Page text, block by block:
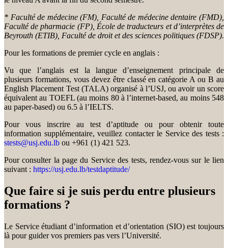
* Faculté de médecine (FM), Faculté de médecine dentaire (FMD),
Faculté de pharmacie (FP), École de traducteurs et d’interprètes de
Beyrouth (ETIB), Faculté de droit et des sciences politiques (FDSP).
Pour les formations de premier cycle en anglais :
Vu que l’anglais est la langue d’enseignement principale de
plusieurs formations, vous devez être classé en catégorie A ou B au
English Placement Test (TALA) organisé à l’USJ, ou avoir un score
équivalent au TOEFL (au moins 80 à l’internet-based, au moins 548
au paper-based) ou 6.5 à l’IELTS.
Pour vous inscrire au test d’aptitude ou pour obtenir toute
information supplémentaire, veuillez contacter le Service des tests :
stests@usj.edu.lb ou +961 (1) 421 523.
Pour consulter la page du Service des tests, rendez-vous sur le lien
suivant : https://usj.edu.lb/testdaptitude/
Que faire si je suis perdu entre plusieurs
formations ?
Le Service étudiant d’information et d’orientation (SIO) est toujours
là pour guider vos premiers pas vers l’Université.